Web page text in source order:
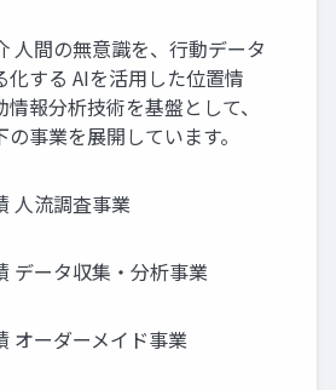
人間の無意識を、行動データ
化する AIを活用した位置情
情報分析技術を基盤として、
の事業を展開しています。
人流調査事業
データ収集・分析事業
オーダーメイド事業